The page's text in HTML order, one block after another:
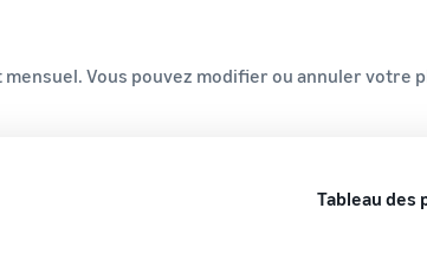
Vous pouvez modifier ou annuler votre
Tableau des